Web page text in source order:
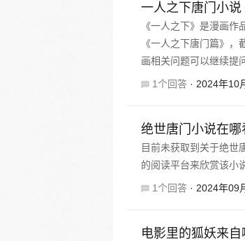
一人之下唐门小说
《一人之下》是漫画
《一人之下唐门篇》
画相关问题可以继续提
1个回答 · 2024年10
绝世唐门小说在哪
目前未获取到关于绝世
的阅读平台来欣赏该小
1个回答 · 2024年09
电影里的狐妖来自